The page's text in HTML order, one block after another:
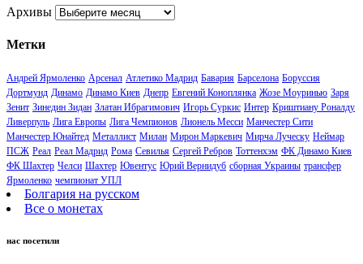
Архивы
Метки
Андрей Ярмоленко Арсенал Атлетико Мадрид Бавария Барселона Боруссия
Дортмунд Динамо Динамо Киев Днепр Евгений Коноплянка Жозе Моуринью Заря
Зенит Зинедин Зидан Златан Ибрагимович Игорь Суркис Интер Криштиану Роналду
Ливерпуль Лига Европы Лига Чемпионов Лионель Месси Манчестер Сити
Манчестер Юнайтед Металлист Милан Мирон Маркевич Мирча Луческу Неймар
ПСЖ Реал Реал Мадрид Рома Севилья Сергей Ребров Тоттенхэм ФК Динамо Киев
ФК Шахтер Челси Шахтер Ювентус Юрий Вернидуб сборная Украины трансфер
Ярмоленко чемпионат УПЛ
Болгария на русском
Все о монетах
нас посетили